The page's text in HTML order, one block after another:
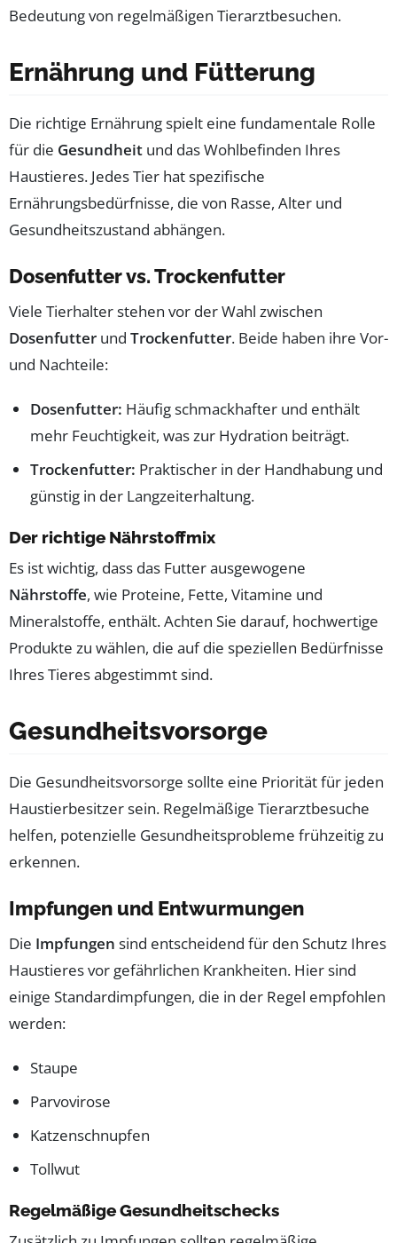
Bedeutung von regelmäßigen Tierarztbesuchen.
Ernährung und Fütterung
Die richtige Ernährung spielt eine fundamentale Rolle
für die Gesundheit und das Wohlbefinden Ihres
Haustieres. Jedes Tier hat spezifische
Ernährungsbedürfnisse, die von Rasse, Alter und
Gesundheitszustand abhängen.
Dosenfutter vs. Trockenfutter
Viele Tierhalter stehen vor der Wahl zwischen
Dosenfutter und Trockenfutter. Beide haben ihre Vor-
und Nachteile:
Dosenfutter: Häufig schmackhafter und enthält
mehr Feuchtigkeit, was zur Hydration beiträgt.
Trockenfutter: Praktischer in der Handhabung und
günstig in der Langzeiterhaltung.
Der richtige Nährstoffmix
Es ist wichtig, dass das Futter ausgewogene
Nährstoffe, wie Proteine, Fette, Vitamine und
Mineralstoffe, enthält. Achten Sie darauf, hochwertige
Produkte zu wählen, die auf die speziellen Bedürfnisse
Ihres Tieres abgestimmt sind.
Gesundheitsvorsorge
Die Gesundheitsvorsorge sollte eine Priorität für jeden
Haustierbesitzer sein. Regelmäßige Tierarztbesuche
helfen, potenzielle Gesundheitsprobleme frühzeitig zu
erkennen.
Impfungen und Entwurmungen
Die Impfungen sind entscheidend für den Schutz Ihres
Haustieres vor gefährlichen Krankheiten. Hier sind
einige Standardimpfungen, die in der Regel empfohlen
werden:
Staupe
Parvovirose
Katzenschnupfen
Tollwut
Regelmäßige Gesundheitschecks